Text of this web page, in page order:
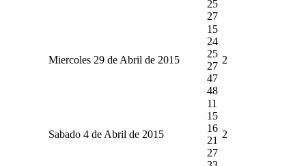
25
27
Miercoles 29 de Abril de 2015
15
24
25
27
47
48
2
Sabado 4 de Abril de 2015
11
15
16
21
27
2